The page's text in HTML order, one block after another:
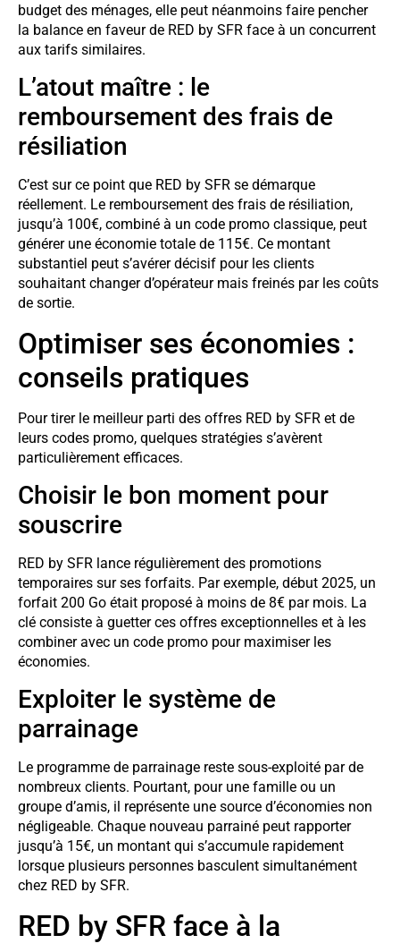
budget des ménages, elle peut néanmoins faire pencher
la balance en faveur de RED by SFR face à un concurrent
aux tarifs similaires.
L’atout maître : le
remboursement des frais de
résiliation
C’est sur ce point que RED by SFR se démarque
réellement. Le remboursement des frais de résiliation,
jusqu’à 100€, combiné à un code promo classique, peut
générer une économie totale de 115€. Ce montant
substantiel peut s’avérer décisif pour les clients
souhaitant changer d’opérateur mais freinés par les coûts
de sortie.
Optimiser ses économies :
conseils pratiques
Pour tirer le meilleur parti des offres RED by SFR et de
leurs codes promo, quelques stratégies s’avèrent
particulièrement efficaces.
Choisir le bon moment pour
souscrire
RED by SFR lance régulièrement des promotions
temporaires sur ses forfaits. Par exemple, début 2025, un
forfait 200 Go était proposé à moins de 8€ par mois. La
clé consiste à guetter ces offres exceptionnelles et à les
combiner avec un code promo pour maximiser les
économies.
Exploiter le système de
parrainage
Le programme de parrainage reste sous-exploité par de
nombreux clients. Pourtant, pour une famille ou un
groupe d’amis, il représente une source d’économies non
négligeable. Chaque nouveau parrainé peut rapporter
jusqu’à 15€, un montant qui s’accumule rapidement
lorsque plusieurs personnes basculent simultanément
chez RED by SFR.
RED by SFR face à la